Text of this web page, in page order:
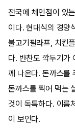
전국에 체인점이 있
이다. 현대식의 경양
불고기필라프, 치킨
다. 반찬도 깍두기가
께 나온다. 돈까스를
돈까스를 찍어 먹는
것이 독특하다. 이름
이 보인다.